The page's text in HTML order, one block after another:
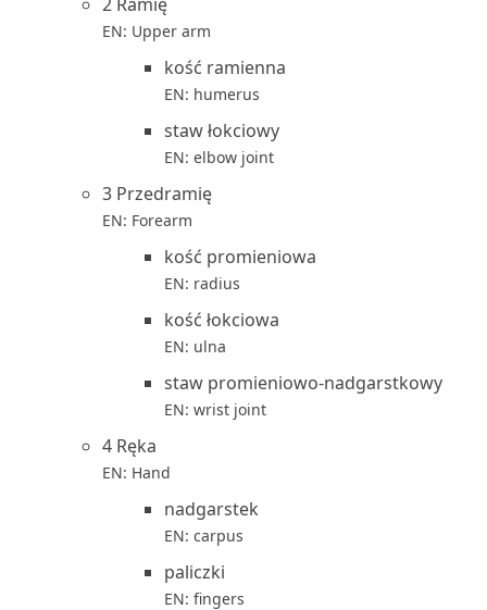
EN: Upper arm
kość ramienna
EN: humerus
staw łokciowy
EN: elbow joint
3 Przedramię
EN: Forearm
kość promieniowa
EN: radius
kość łokciowa
EN: ulna
staw promieniowo-nadgarstkowy
EN: wrist joint
4 Ręka
EN: Hand
nadgarstek
EN: carpus
paliczki
EN: fingers